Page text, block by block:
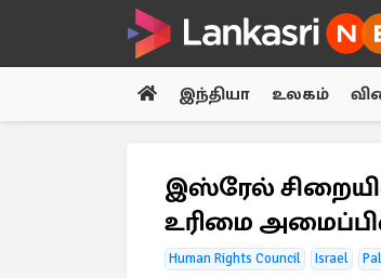
இந்தியா உலகம்
இஸ்ரேல்
உரிமை
Human Rights Council Israel